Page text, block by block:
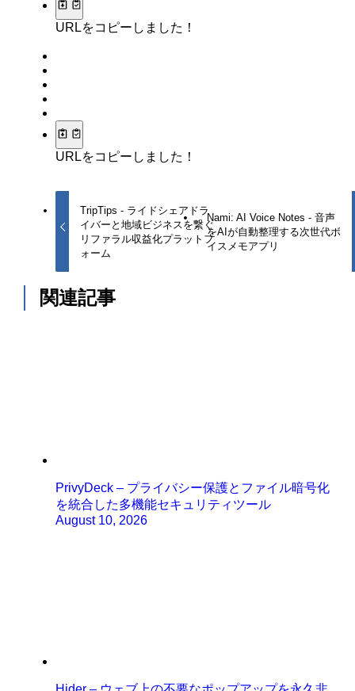
URLをコピーしました！
URLをコピーしました！
TripTips - ライドシェアドラ
イバーと地域ビジネスを繋ぐ
リファラル収益化プラットフ
ォーム
Nami: AI Voice Notes - 音声
をAIが自動整理する次世代ボ
イスメモアプリ
関連記事
PrivyDeck – プライバシー保護とファイル暗号化
を統合した多機能セキュリティツール
August 10, 2026